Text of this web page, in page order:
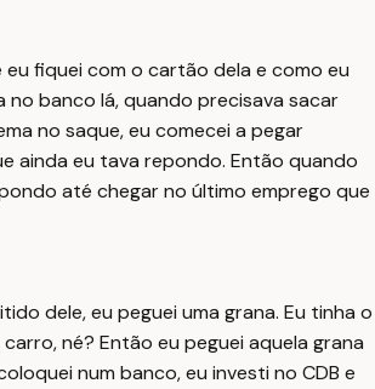
eu fiquei com o cartão dela e como eu
no banco lá, quando precisava sacar
no saque, eu comecei a pegar
ainda eu tava repondo. Então quando
até chegar no último emprego que
dele, eu peguei uma grana. Eu tinha o
né? Então eu peguei aquela grana
num banco, eu investi no CDB e